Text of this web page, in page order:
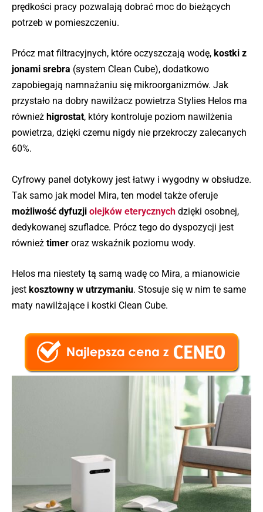
prędkości pracy pozwalają dobrać moc do bieżących
potrzeb w pomieszczeniu.
Prócz mat filtracyjnych, które oczyszczają wodę, kostki z
jonami srebra (system Clean Cube), dodatkowo
zapobiegają namnażaniu się mikroorganizmów. Jak
przystało na dobry nawilżacz powietrza Stylies Helos ma
również higrostat, który kontroluje poziom nawilżenia
powietrza, dzięki czemu nigdy nie przekroczy zalecanych
60%.
Cyfrowy panel dotykowy jest łatwy i wygodny w obsłudze.
Tak samo jak model Mira, ten model także oferuje
możliwość dyfuzji olejków eterycznych dzięki osobnej,
dedykowanej szufladce. Prócz tego do dyspozycji jest
również timer oraz wskaźnik poziomu wody.
Helos ma niestety tą samą wadę co Mira, a mianowicie
jest kosztowny w utrzymaniu. Stosuje się w nim te same
maty nawilżające i kostki Clean Cube.